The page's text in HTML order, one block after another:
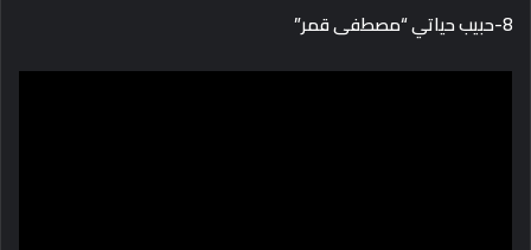
8-حبيب حياتي “مصطفى قمر”